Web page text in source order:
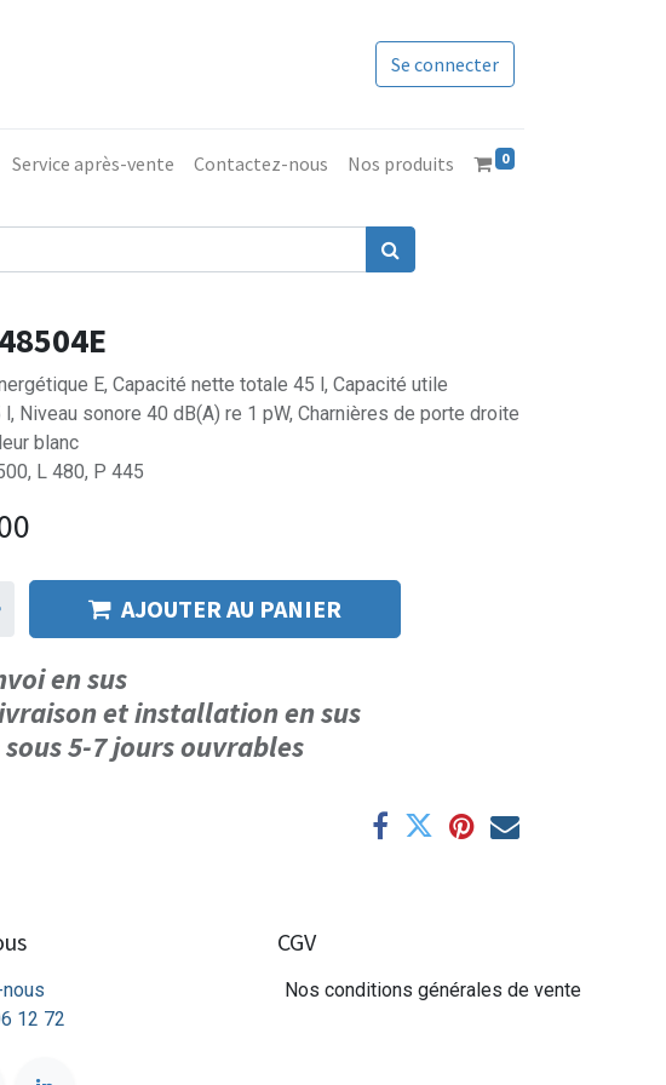
Se connecter
Service après-vente Contactez-nous Nos produits 0
E, Capacité nette totale 45 l, Capacité utile
Niveau sonore 40 dB(A) re 1 pW, Charnières de porte droite
blanc
L 480, P 445
AJOUTER AU PANIER
en sus
et installation en sus
5-7 jours ouvrables
12 72
CGV
Nos conditions générales de vente